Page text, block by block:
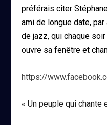
préférais citer
ami de longue date,
de jazz, qui chaque
ouvre sa fenêtre et
https://
« Un peuple qui chante